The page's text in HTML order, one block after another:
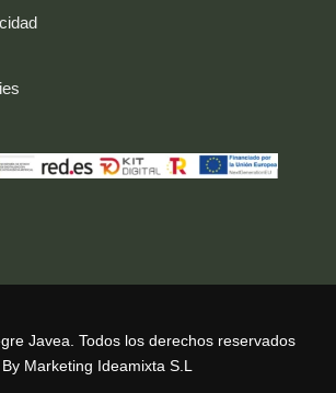
Javea. Todos los derechos reservados
Marketing Ideamixta S.L